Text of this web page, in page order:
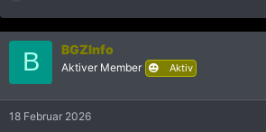
a
k
i
n
B BGZInfo
Aktiver Member Aktiv
18 Februar 2026